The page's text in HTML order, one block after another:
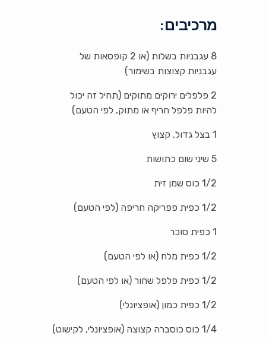
מרכיבים:
8 עגבניות בשלות (או 2 קופסאות של
עגבניות קצוצות בשימור)
2 פלפלים ירוקים מתוקים (תחיל זה יכול
להיות פלפל חריף או מתוק, לפי הטעם)
1 בצל גדול, קצוץ
5 שיני שום כתושות
1/2 כוס שמן זית
1/2 כפית פפריקה חריפה (לפי הטעם)
1 כפית סוכר
1/2 כפית מלח (או לפי הטעם)
1/2 כפית פלפל שחור (או לפי הטעם)
1/2 כפית כמון (אופציונלי)
1/4 כוס כוסברה קצוצה (אופציונלי, לקישוט)